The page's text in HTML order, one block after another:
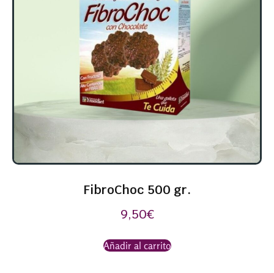
FibroChoc 500 gr.
9,50€
Añadir al carrito